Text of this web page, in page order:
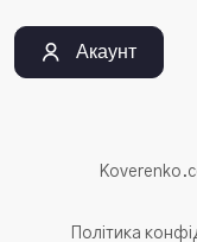
Акаунт
Політика